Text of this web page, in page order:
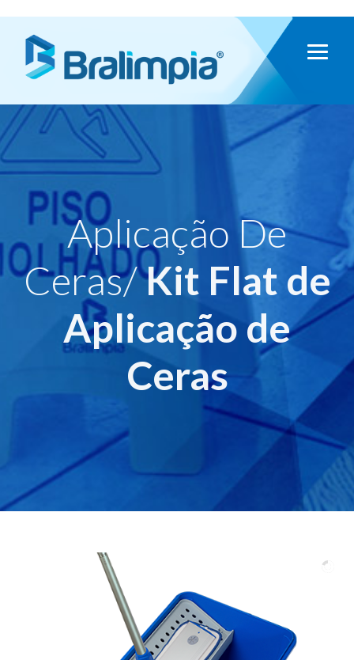
Aplicação De
Ceras/Kit Flat de
Aplicação de
Ceras